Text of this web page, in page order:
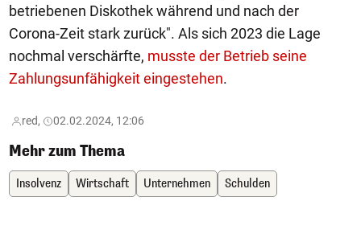
betriebenen Diskothek während und nach der
Corona-Zeit stark zurück". Als sich 2023 die Lage
nochmal verschärfte, musste der Betrieb seine
Zahlungsunfähigkeit eingestehen.
red, 02.02.2024, 12:06
Mehr zum Thema
Insolvenz Wirtschaft Unternehmen Schulden